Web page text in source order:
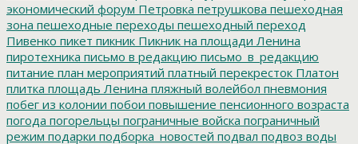
экономический форум Петровка петрушкова пешеходная
зона пешеходные переходы пешеходный переход
Пивенко пикет пикник Пикник на площади Ленина
пиротехника письмо в редакцию письмо_в_редакцию
питание план мероприятий платный перекресток Платон
плитка площадь Ленина пляжный волейбол пневмония
побег из колонии побои повышение пенсионного возраста
погода погорельцы пограничные войска пограничный
режим подарки подборка_новостей подвал подвоз воды